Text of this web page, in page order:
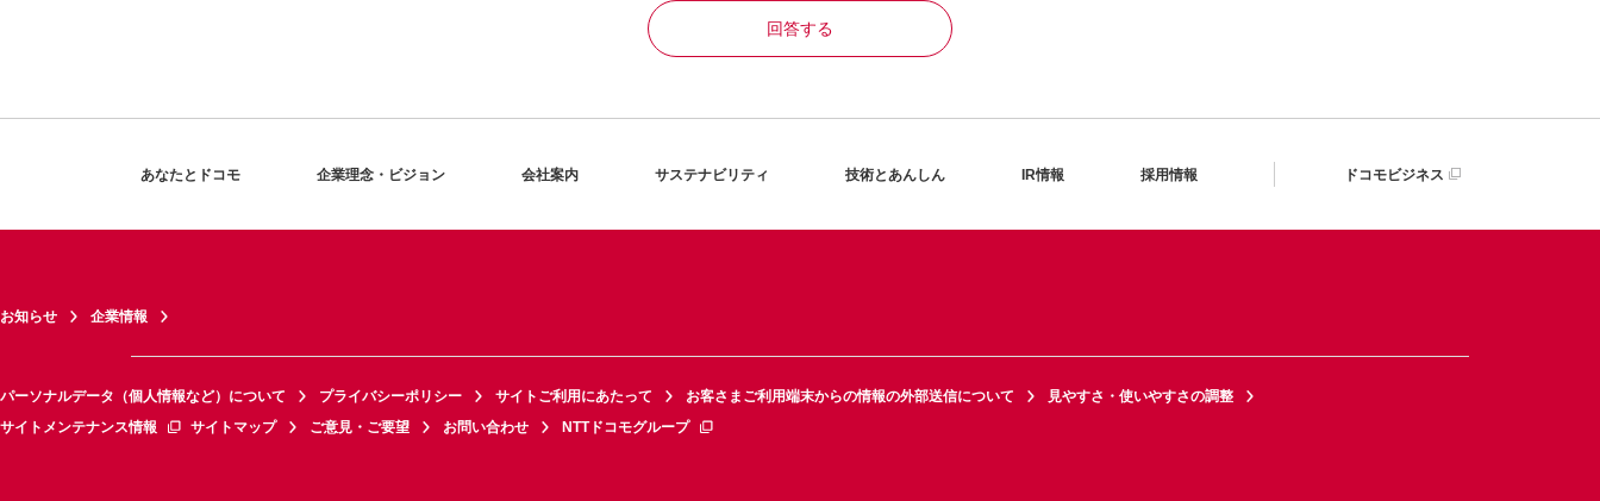
回答する
あなたとドコモ 企業理念・ビジョン 会社案内 サステナビリティ 技術とあんしん IR情報 採用情報 ドコモビジネス
お知らせ 企業情報
パーソナルデータ（個人情報など）について プライバシーポリシー サイトご利用にあたって お客さまご利用端末からの情報の外部送信について
見やすさ・使いやすさの調整
サイトメンテナンス情報
サイトマップ ご意見・ご要望 お問い合わせ NTTドコモグループ